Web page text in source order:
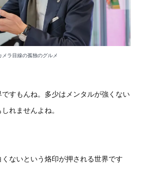
メラ目線の孤独のグルメ
すもんね。多少はメンタルが強くない
れませんよね。
ないという烙印が押される世界です